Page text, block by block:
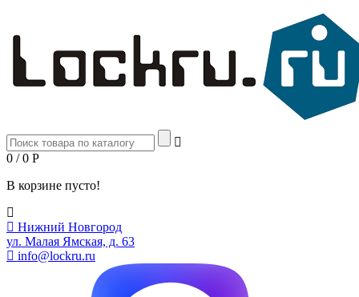
0 / 0 Р
В корзине пусто!
Нижний Новгород
ул. Малая Ямская, д. 63
info@lockru.ru